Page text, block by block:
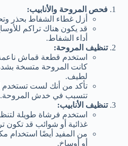
فحص المروحة والأنابيب:
أزل غطاء الشفاط بحذر
قد يكون هناك تراكم
أداء الشفاط.
تنظيف المروحة:
استخدم قطعة قماش ناعمة
كانت المروحة متسخة
لطيف.
تأكد من أنك لست
تتسبب في خدش المروحة.
تنظيف الأنابيب:
استخدم فرشاة طويلة
غذائية أو شوائب قد تكون
من المفيد أيضًا استخدام
أو أوساخ.